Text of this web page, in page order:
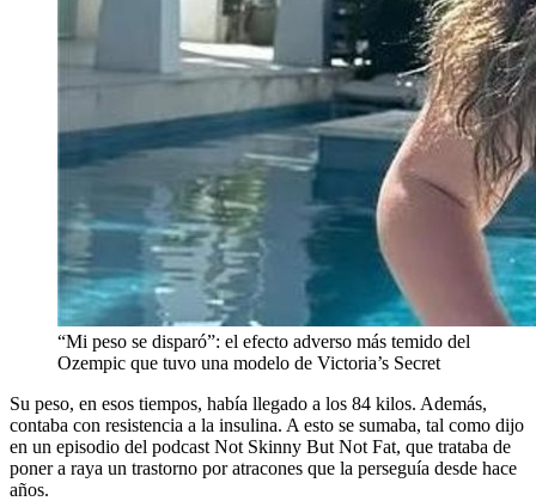
“Mi peso se disparó”: el efecto adverso más temido del
Ozempic que tuvo una modelo de Victoria’s Secret
Su peso, en esos tiempos, había llegado a los 84 kilos. Además,
contaba con resistencia a la insulina. A esto se sumaba, tal como dijo
en un episodio del podcast Not Skinny But Not Fat, que trataba de
poner a raya un trastorno por atracones que la perseguía desde hace
años.